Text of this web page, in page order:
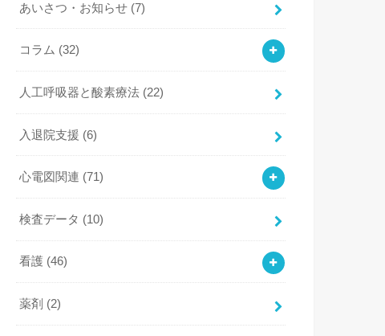
あいさつ・お知らせ (7)
コラム (32)
人工呼吸器と酸素療法 (22)
入退院支援 (6)
心電図関連 (71)
検査データ (10)
看護 (46)
薬剤 (2)